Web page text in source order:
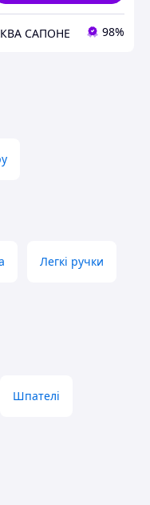
САПОНЕ 98%
Легкі ручки
Шпателі